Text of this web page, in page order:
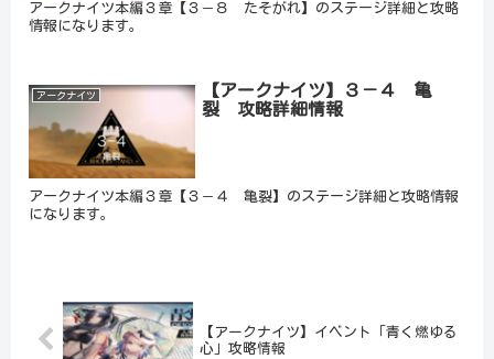
アークナイツ本編３章【３－８ たそがれ】のステージ詳細と攻略
情報になります。
アークナイツ
【アークナイツ】３－４ 亀
裂 攻略詳細情報
アークナイツ本編３章【３－４ 亀裂】のステージ詳細と攻略情報
になります。
【アークナイツ】イベント「青く燃ゆる
心」攻略情報